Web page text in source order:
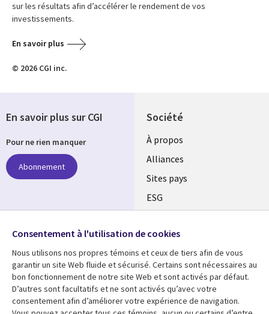
sur les résultats afin d’accélérer le rendement de vos
investissements.
En savoir plus
© 2026 CGI inc.
Société
À propos
Alliances
Sites pays
ESG
Fusions
Salle de presse
Ressources Support
En savoir plus sur CGI
Pour ne rien manquer
Abonnement
Suivez-nous
Social
Media
Global
FR
Consentement à l'utilisation de cookies
Nous utilisons nos propres témoins et ceux de tiers afin de vous
garantir un site Web fluide et sécurisé. Certains sont nécessaires au
bon fonctionnement de notre site Web et sont activés par défaut.
D’autres sont facultatifs et ne sont activés qu’avec votre
consentement afin d’améliorer votre expérience de navigation.